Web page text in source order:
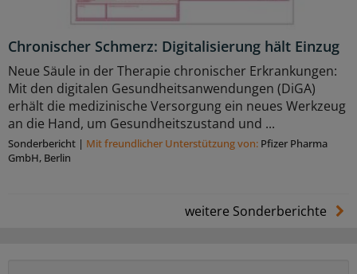
Chronischer Schmerz: Digitalisierung hält Einzug
Neue Säule in der Therapie chronischer Erkrankungen:
Mit den digitalen Gesundheitsanwendungen (DiGA)
erhält die medizinische Versorgung ein neues Werkzeug
an die Hand, um Gesundheitszustand und ...
Sonderbericht | Mit freundlicher Unterstützung von: Pfizer Pharma
GmbH, Berlin
weitere Sonderberichte